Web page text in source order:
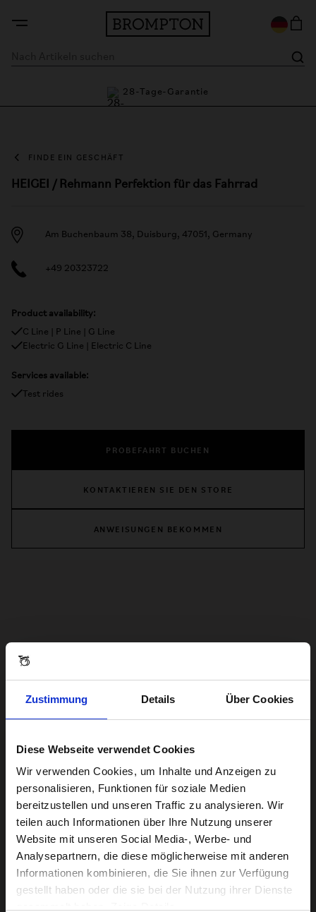
Zustimmung Details Über Cookies
Diese Webseite verwendet Cookies
Wir verwenden Cookies, um Inhalte und Anzeigen zu
personalisieren, Funktionen für soziale Medien
bereitzustellen und unseren Traffic zu analysieren. Wir
teilen auch Informationen über Ihre Nutzung unserer
Website mit unseren Social Media-, Werbe- und
Analysepartnern, die diese möglicherweise mit anderen
Informationen kombinieren, die Sie ihnen zur Verfügung
gestellt haben oder die sie bei der Nutzung ihrer Dienste
28-Tage-Garantie
FINDE EIN GESCHÄFT
HEIGEI / Rehmann Perfektion für das Fahrrad
Am Buchenbaum 38, Duisburg, 47051, Germany
+49 20323722
Product availability:
C Line | P Line | G Line
Electric G Line | Electric C Line
Services available:
Test rides
PROBEFAHRT BUCHEN
KONTAKTIEREN SIE DEN STORE
ANWEISUNGEN BEKOMMEN
Visiting from the United States?
For a better experience, please visit our:
US website
No, stay here